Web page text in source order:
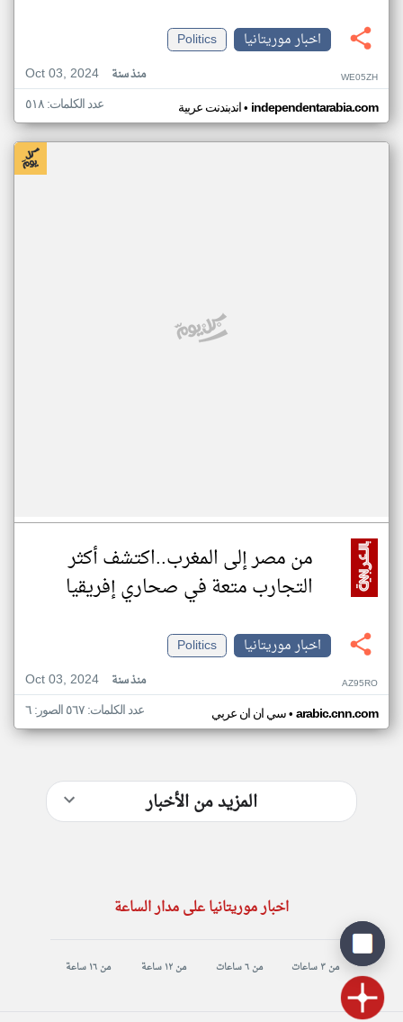
اخبار موريتانيا
Politics
Oct 03, 2024
منذ سنة WE05ZH
اندبندنت عربية• independentarabia.com عدد الكلمات: ٥١٨
من مصر إلى المغرب..اكتشف أكثر
التجارب متعة في صحاري إفريقيا
اخبار موريتانيا
Politics
Oct 03, 2024
منذ سنة AZ95RO
سي ان ان عربي• arabic.cnn.com عدد الكلمات: ٥٦٧ الصور: ٦
المزيد من الأخبار
اخبار موريتانيا على مدار الساعة
من ٣ ساعات من ٦ ساعات من ١٢ ساعة من ١٦ ساعة